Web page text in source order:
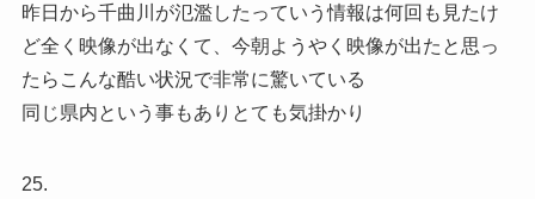
昨日から千曲川が氾濫したっていう情報は何回も見たけ
ど全く映像が出なくて、今朝ようやく映像が出たと思っ
たらこんな酷い状況で非常に驚いている
同じ県内という事もありとても気掛かり
25.